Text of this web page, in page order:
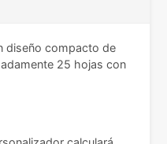
diseño compacto de
25 hojas con